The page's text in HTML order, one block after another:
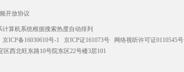
开放协议
算机系统根据搜索热度自动排列
京ICP备16030610号-1 京ICP证161073号
网络视听许可证0110545号
西北旺东路10号院东区22号楼3层101